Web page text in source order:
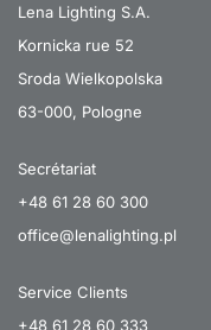
Lena Lighting S.A.
Kornicka rue 52
Sroda Wielkopolska
63-000, Pologne
Secrétariat
+48 61 28 60 300
office@lenalighting.pl
Service Clients
+48 61 28 60 333